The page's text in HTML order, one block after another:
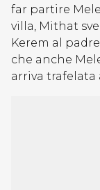
far partire
villa, Mithat
Kerem al
che anche
arriva trafelata